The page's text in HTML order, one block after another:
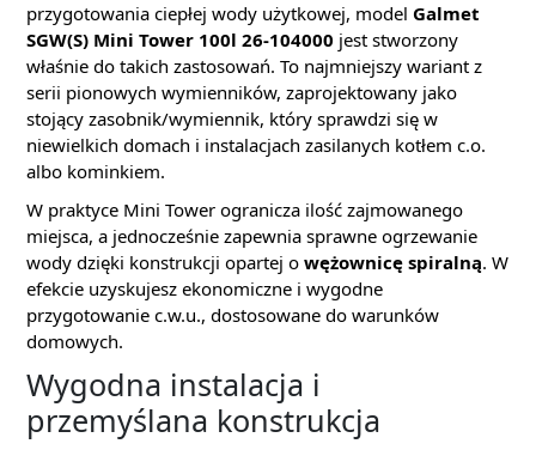
przygotowania ciepłej wody użytkowej, model Galmet
SGW(S) Mini Tower 100l 26-104000 jest stworzony
właśnie do takich zastosowań. To najmniejszy wariant z
serii pionowych wymienników, zaprojektowany jako
stojący zasobnik/wymiennik, który sprawdzi się w
niewielkich domach i instalacjach zasilanych kotłem c.o.
albo kominkiem.
W praktyce Mini Tower ogranicza ilość zajmowanego
miejsca, a jednocześnie zapewnia sprawne ogrzewanie
wody dzięki konstrukcji opartej o wężownicę spiralną. W
efekcie uzyskujesz ekonomiczne i wygodne
przygotowanie c.w.u., dostosowane do warunków
domowych.
Wygodna instalacja i
przemyślana konstrukcja